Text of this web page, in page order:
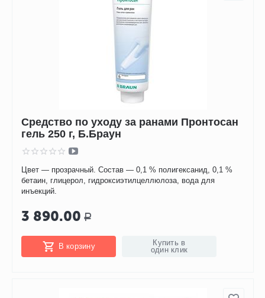
Средство по уходу за ранами Пронтосан
гель 250 г, Б.Браун
Цвет — прозрачный. Состав — 0,1 % полигексанид, 0,1 %
бетаин, глицерол, гидроксиэтилцеллюлоза, вода для
инъекций.
3 890.00 Р
В корзину
Купить в
один клик